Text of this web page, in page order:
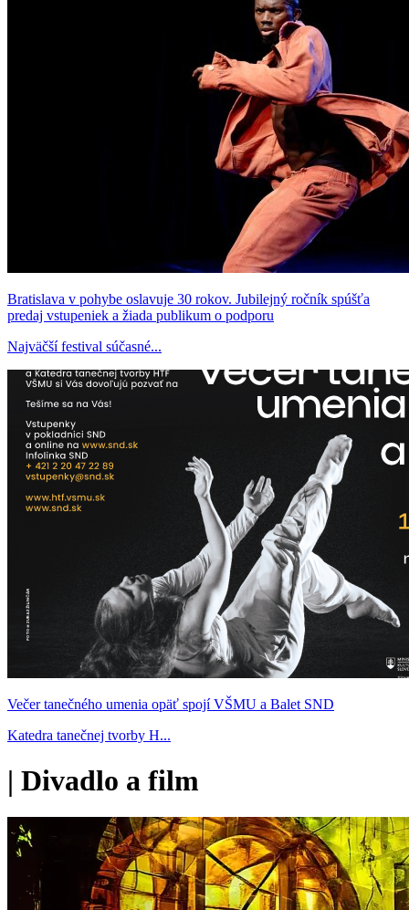
Bratislava v pohybe oslavuje 30 rokov. Jubilejný ročník spúšťa
predaj vstupeniek a žiada publikum o podporu
Najväčší festival súčasné...
Večer tanečného umenia opäť spojí VŠMU a Balet SND
Katedra tanečnej tvorby H...
| Divadlo a film